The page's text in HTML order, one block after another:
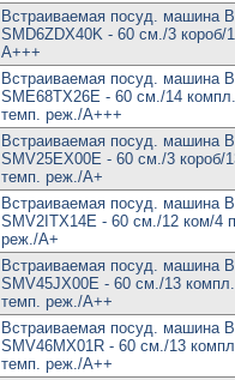
Встраиваемая посуд. машина
SMD6ZDX40K - 60 см./3 короб/
А+++
Встраиваемая посуд. машина
SME68TX26E - 60 см./14
темп. реж./А+++
Встраиваемая посуд. машина
SMV25EX00E - 60 см./3 короб/
темп. реж./А+
Встраиваемая посуд. машина
SMV2ITX14E - 60 см./12 ком/4
реж./А+
Встраиваемая посуд. машина
SMV45JX00E - 60 см./13
темп. реж./А++
Встраиваемая посуд. машина
SMV46MX01R - 60 см./13
темп. реж./А++